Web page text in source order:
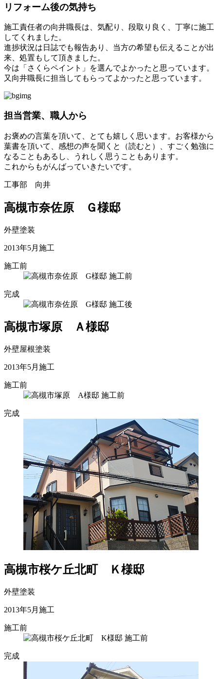
リフォーム後の気持ち
施工責任者の向井職長は、気配り、段取り良く、丁寧に施工
してくれました。
進捗状況は日誌でも報告あり、当方の希望も伝えることが出
来、処置もして頂きました。
今は「さくらペイント」を選んでよかったと思っています。
又向井職長に担当してもらってよかったと思っています。
担当営業、職人から
お褒めの言葉を頂いて、とても嬉しく思います。お客様から
葉書を頂いて、感想の声を聞くと（読むと）、すごく勉強に
なることもあるし、うれしく思うこともあります。
これからもがんばっていきたいです。
工事部 向井
高槻市奈佐原 Ｇ様邸
外壁塗装
2013年5月施工
施工前
完成
高槻市塚原 Ａ様邸
外壁屋根塗装
2013年5月施工
施工前
完成
高槻市桜ケ丘北町 Ｋ様邸
外壁塗装
2013年5月施工
施工前
完成